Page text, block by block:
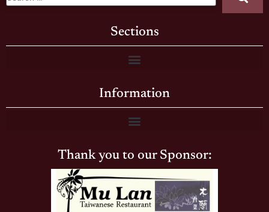
Sections
Information
Thank you to our Sponsor: